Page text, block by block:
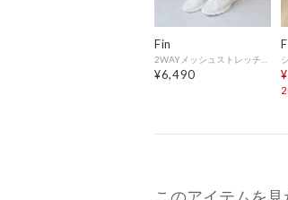
Fin
¥6,490